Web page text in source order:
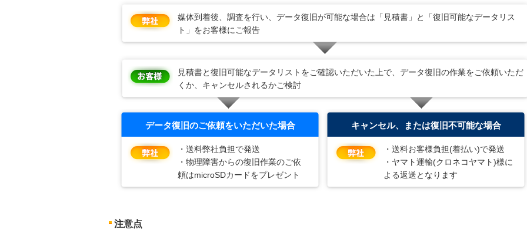
媒体到着後、調査を行い、データ復旧が可能な場合は「見積書」と「復旧可能なデータリス
ト」をお客様にご報告
見積書と復旧可能なデータリストをご確認いただいた上で、データ復旧の作業をご依頼いただ
くか、キャンセルされるかご検討
データ復旧のご依頼をいただいた場合
・送料弊社負担で発送
・物理障害からの復旧作業のご依
頼はmicroSDカードをプレゼント
キャンセル、または復旧不可能な場合
・送料お客様負担(着払い)で発送
・ヤマト運輸(クロネコヤマト)様に
よる返送となります
注意点